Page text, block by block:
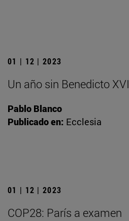
01 | 12 | 2023
Un año sin Benedicto XVI
Pablo Blanco
Publicado en: Ecclesia
01 | 12 | 2023
COP28: París a examen